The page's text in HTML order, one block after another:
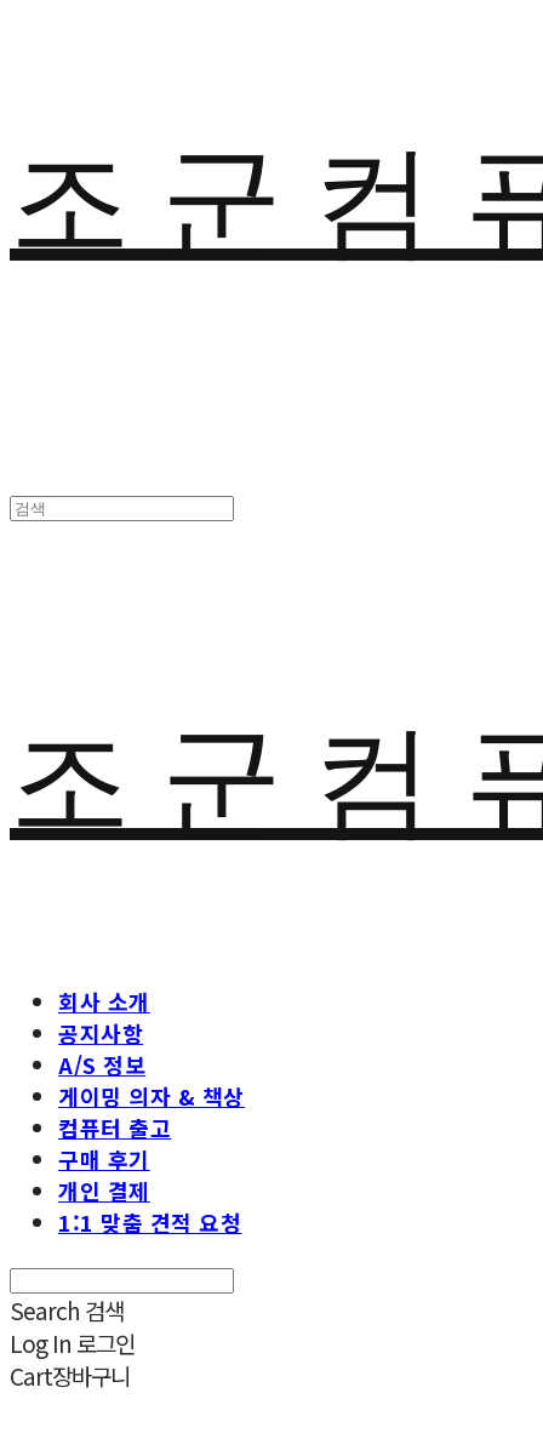
조 군 컴
조 군 컴
회사 소개
공지사항
A/S 정보
게이밍 의자 & 책상
컴퓨터 출고
구매 후기
개인 결제
1:1 맞춤 견적 요청
Search 검색
Log In 로그인
Cart장바구니